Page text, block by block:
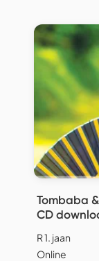
Tombaba
CD
R 1. jaan
Online